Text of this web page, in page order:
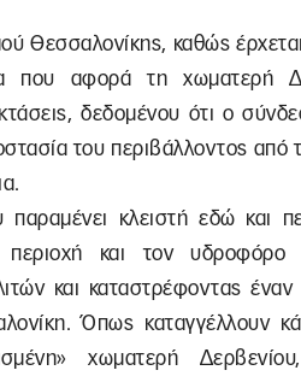
Θεσσαλονίκης, καθώς
που αφορά τη χωματερή
δεδομένου ότι ο
του περιβάλλοντος από
παραμένει κλειστή εδώ και
και τον υδροφόρο
και καταστρέφοντας έναν
Όπως καταγγέλλουν
χωματερή